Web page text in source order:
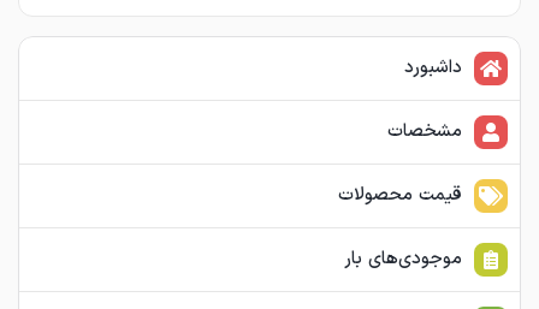
داشبورد
مشخصات
قیمت محصولات
موجودی‌های بار